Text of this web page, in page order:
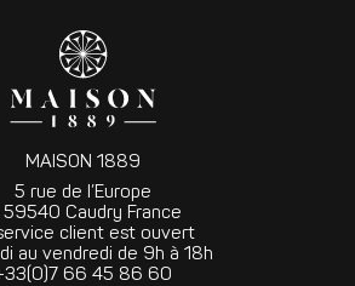
MAISON 1889
5 rue de l’Europe
59540 Caudry France
client est ouvert
au vendredi de 9h à 18h
66 45 86 60